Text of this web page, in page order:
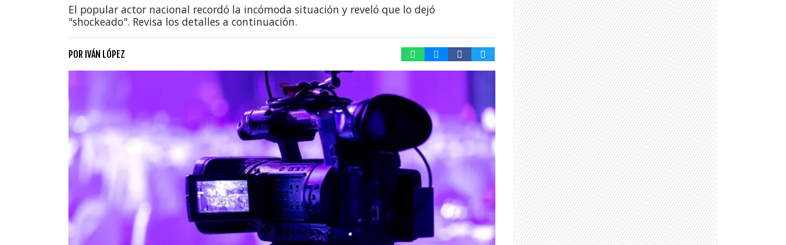
El popular actor nacional recordó la incómoda situación y reveló que lo dejó
"shockeado". Revisa los detalles a continuación.
POR IVÁN LÓPEZ